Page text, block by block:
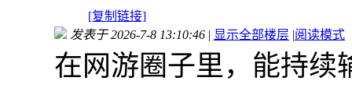
[复制链接]
发表于 2026-7-8 13:10:46 | 显示全部楼层 |阅读模式
在网游圈子里，能持续